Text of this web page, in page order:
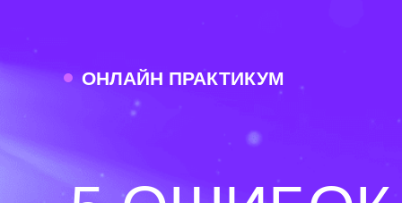
ОНЛАЙН ПРАКТИКУМ